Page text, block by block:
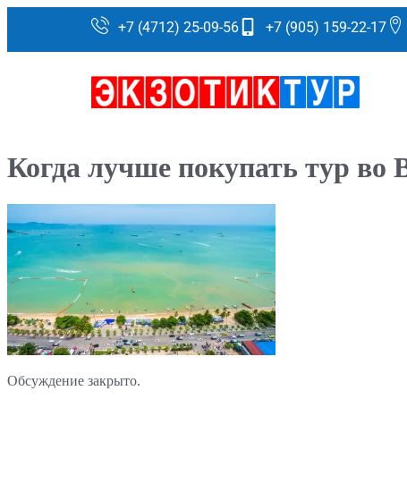
+7 (4712) 25-09-56 +7 (905) 159-22-17
Когда лучше покупать тур во
Обсуждение закрыто.